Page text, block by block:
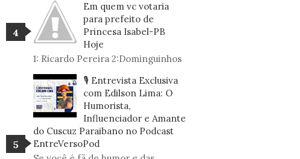
Em quem vc votaria
para prefeito de
Princesa Isabel-PB
Hoje
1: Ricardo Pereira 2:Dominguinhos
🎙️ Entrevista Exclusiva
com Edilson Lima: O
Humorista,
Influenciador e Amante
do Cuscuz Paraibano no Podcast
EntreVersoPod